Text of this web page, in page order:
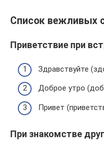
Список вежливых
Приветствие при
Здравствуйте
Доброе утро
Привет
При знакомстве